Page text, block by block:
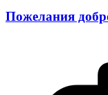
Пожелания